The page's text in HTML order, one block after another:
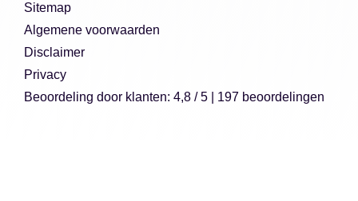
Sitemap
Algemene voorwaarden
Disclaimer
Privacy
Beoordeling door klanten: 4,8 / 5 197 beoordelingen